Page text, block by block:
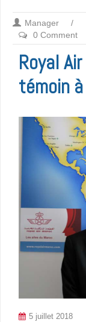
Manager /
0 Comment
Royal
témoin
5 juillet 2018